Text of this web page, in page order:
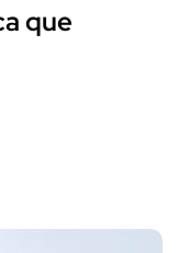
que